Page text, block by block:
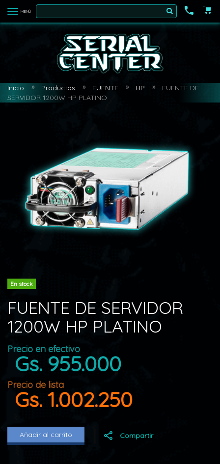
MENÚ
Inicio Productos FUENTE HP
FUENTE DE
SERVIDOR 1200W HP PLATINO
En stock
FUENTE DE SERVIDOR
1200W HP PLATINO
Precio en efectivo
Gs. 955.000
Precio de lista
Gs. 1.002.250
Añadir al carrito Compartir